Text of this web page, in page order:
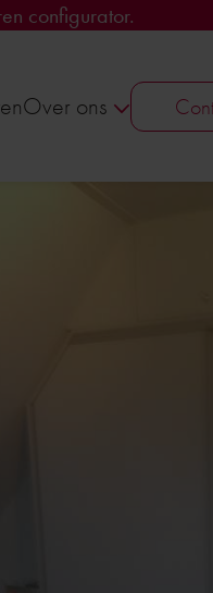
configurator.
Over ons